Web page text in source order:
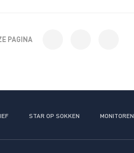
PAGINA
STAR OP SOKKEN MONITOREN